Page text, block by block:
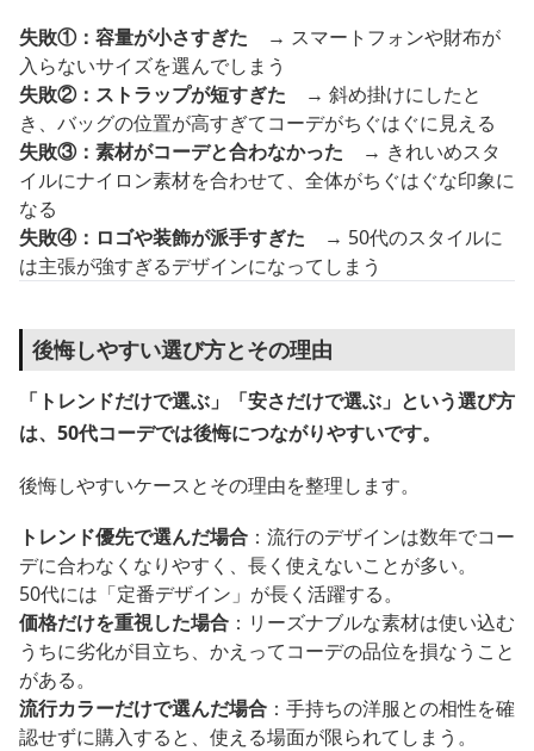
失敗①：容量が小さすぎた → スマートフォンや財布が
入らないサイズを選んでしまう
失敗②：ストラップが短すぎた → 斜め掛けにしたと
き、バッグの位置が高すぎてコーデがちぐはぐに見える
失敗③：素材がコーデと合わなかった → きれいめスタ
イルにナイロン素材を合わせて、全体がちぐはぐな印象に
なる
失敗④：ロゴや装飾が派手すぎた → 50代のスタイルに
は主張が強すぎるデザインになってしまう
後悔しやすい選び方とその理由
「トレンドだけで選ぶ」「安さだけで選ぶ」という選び方
は、50代コーデでは後悔につながりやすいです。
後悔しやすいケースとその理由を整理します。
トレンド優先で選んだ場合 ：流行のデザインは数年でコー
デに合わなくなりやすく、長く使えないことが多い。
50代には「定番デザイン」が長く活躍する。
価格だけを重視した場合 ：リーズナブルな素材は使い込む
うちに劣化が目立ち、かえってコーデの品位を損なうこと
がある。
流行カラーだけで選んだ場合 ：手持ちの洋服との相性を確
認せずに購入すると、使える場面が限られてしまう。